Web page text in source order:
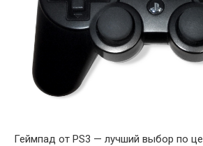
Геймпад от PS3 — лучший выбор по